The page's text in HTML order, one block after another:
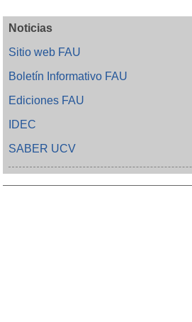
Noticias
Sitio web FAU
Boletín Informativo FAU
Ediciones FAU
IDEC
SABER UCV